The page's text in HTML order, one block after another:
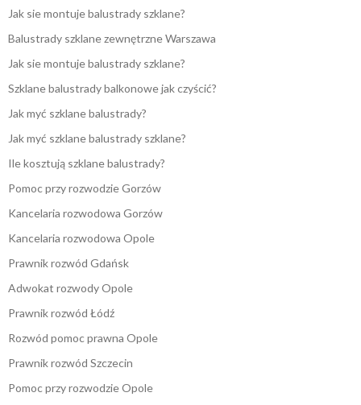
Jak sie montuje balustrady szklane?
Balustrady szklane zewnętrzne Warszawa
Jak sie montuje balustrady szklane?
Szklane balustrady balkonowe jak czyścić?
Jak myć szklane balustrady?
Jak myć szklane balustrady szklane?
Ile kosztują szklane balustrady?
Pomoc przy rozwodzie Gorzów
Kancelaria rozwodowa Gorzów
Kancelaria rozwodowa Opole
Prawnik rozwód Gdańsk
Adwokat rozwody Opole
Prawnik rozwód Łódź
Rozwód pomoc prawna Opole
Prawnik rozwód Szczecin
Pomoc przy rozwodzie Opole